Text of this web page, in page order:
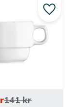
141kr
Lägg